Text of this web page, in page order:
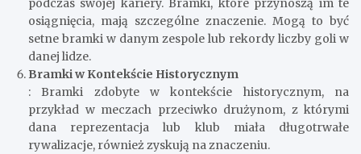
podczas swojej kariery. Bramki, które przynoszą im te
osiągnięcia, mają szczególne znaczenie. Mogą to być
setne bramki w danym zespole lub rekordy liczby goli w
danej lidze.
Bramki w Kontekście Historycznym
: Bramki zdobyte w kontekście historycznym, na
przykład w meczach przeciwko drużynom, z którymi
dana reprezentacja lub klub miała długotrwałe
rywalizacje, również zyskują na znaczeniu.